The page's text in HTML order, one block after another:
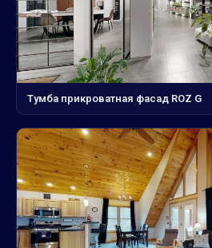
Тумба прикроватная фасад ROZ G